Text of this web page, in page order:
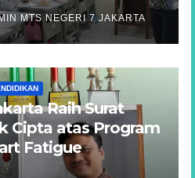
MTS NEGERI 7 JAKARTA
Raih Surat
Cipta atas Program
Fatigue